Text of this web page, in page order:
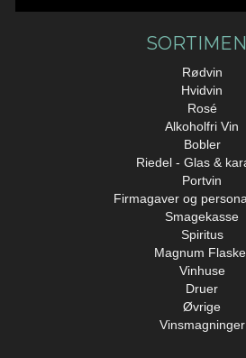
Rødvin
Hvidvin
Rosé
Alkoholfri Vin
Bobler
Riedel - Glas &
Portvin
Firmagaver og
Smagekasse
Spiritus
Magnum
Vinhuse
Druer
Øvrige
Vinsmagninger